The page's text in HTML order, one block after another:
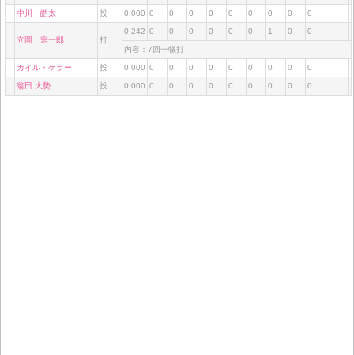
中川 皓太 投 0.000 0 0 0 0 0 0 0 0 0
立岡 宗一郎 打
0.242 0 0 0 0 0 0 1 0 0
内容：7回一犠打
カイル・ケラー 投 0.000 0 0 0 0 0 0 0 0 0
翁田 大勢 投 0.000 0 0 0 0 0 0 0 0 0